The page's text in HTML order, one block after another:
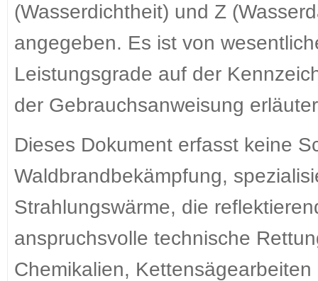
(Wasserdichtheit) und Z
angegeben. Es ist von
Leistungsgrade auf der
der Gebrauchsanweisung
Dieses Dokument erfasst keine
Waldbrandbekämpfung,
Strahlungswärme, die
anspruchsvolle technische
Chemikalien,